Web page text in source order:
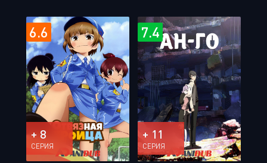
6.6
+ 8
СЕРИЯ
7.4
+ 11
СЕРИЯ